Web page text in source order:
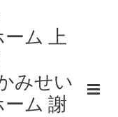
ム 上
みせい
ム 謝